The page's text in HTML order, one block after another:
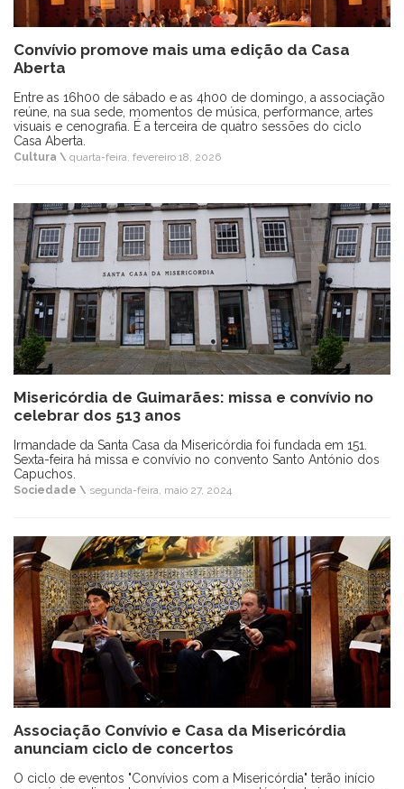
Convívio promove mais uma edição da Casa
Aberta
Entre as 16h00 de sábado e as 4h00 de domingo, a associação
reúne, na sua sede, momentos de música, performance, artes
visuais e cenografia. É a terceira de quatro sessões do ciclo
Casa Aberta.
Cultura \ quarta-feira, fevereiro 18, 2026
Misericórdia de Guimarães: missa e convívio no
celebrar dos 513 anos
Irmandade da Santa Casa da Misericórdia foi fundada em 151.
Sexta-feira há missa e convívio no convento Santo António dos
Capuchos.
Sociedade \ segunda-feira, maio 27, 2024
Associação Convívio e Casa da Misericórdia
anunciam ciclo de concertos
O ciclo de eventos "Convívios com a Misericórdia" terão início